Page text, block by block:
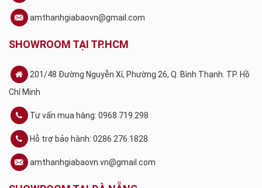
amthanhgiabaovn@gmail.com
SHOWROOM TẠI TP.HCM
201/48 Đường Nguyễn Xí, Phường 26, Q. Bình Thạnh. TP. Hồ
Chí Minh
Tư vấn mua hàng: 0968.719.298
Hỗ trợ bảo hành: 0286.276.1828
amthanhgiabaovn.vn@gmail.com